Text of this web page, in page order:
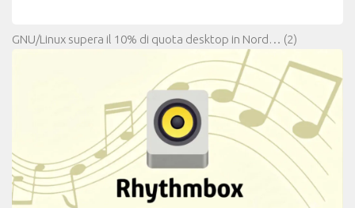
GNU/Linux supera il 10% di quota desktop in Nord… (2)